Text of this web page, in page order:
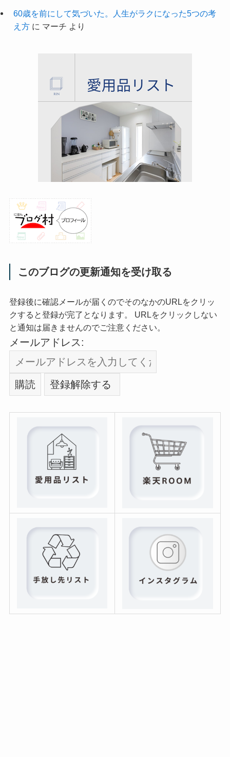
60歳を前にして気づいた。人生がラクになった5つの考
え方に マーチ より
このブログの更新通知を受け取る
登録後に確認メールが届くのでそのなかのURLをクリッ
クすると登録が完了となります。 URLをクリックしない
と通知は届きませんのでご注意ください。
メールアドレス: